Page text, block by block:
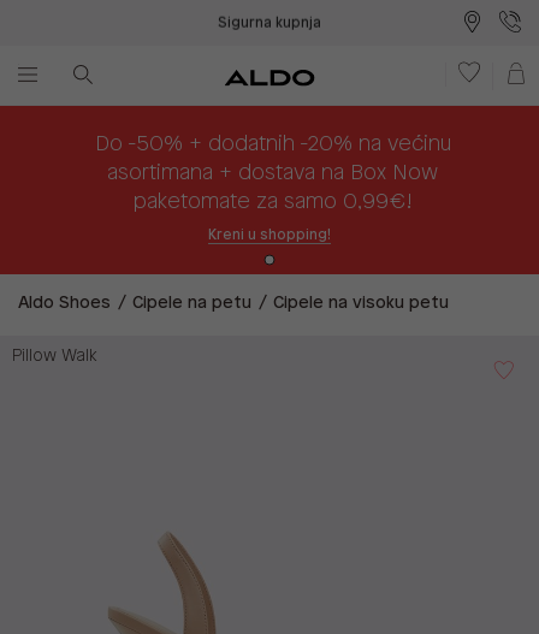
Sigurna kupnja
Do -50% + dodatnih -20% na većinu
asortimana + dostava na Box Now
paketomate za samo 0,99€!
Kreni u shopping!
Aldo Shoes Cipele na petu Cipele na visoku petu
Pillow Walk